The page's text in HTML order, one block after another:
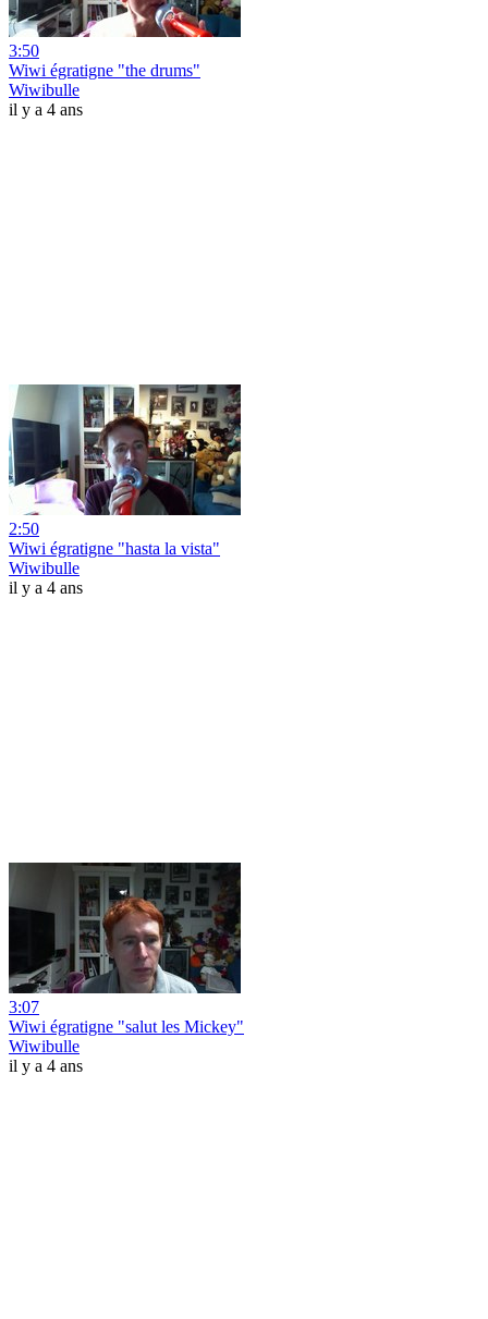
3:50
Wiwi égratigne "the drums"
Wiwibulle
il y a 4 ans
2:50
Wiwi égratigne "hasta la vista"
Wiwibulle
il y a 4 ans
3:07
Wiwi égratigne "salut les Mickey"
Wiwibulle
il y a 4 ans